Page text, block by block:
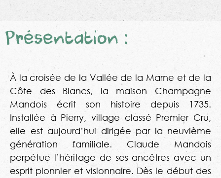
Présentation :
À la croisée de la Vallée de la Marne et de la
Côte des Blancs, la maison Champagne
Mandois écrit son histoire depuis 1735.
Installée à Pierry, village classé Premier Cru,
elle est aujourd’hui dirigée par la neuvième
génération familiale. Claude Mandois
perpétue l’héritage de ses ancêtres avec un
esprit pionnier et visionnaire. Dès le début des